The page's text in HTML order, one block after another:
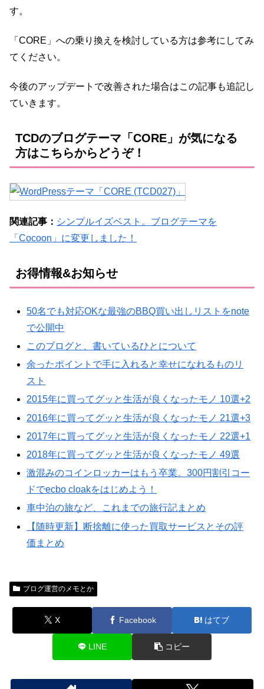
す。
「CORE」への乗り換えを検討している方は参考にしてみ
てください。
今後のアップデートで改善された場合はこの記事も追記し
ていきます。
TCDのブログテーマ「CORE」が気になる
方はこちらからどうぞ！
関連記事： シンプルイズベスト。ブログテーマを
「Cocoon」に変更しました！
お得情報&お知らせ
50名でも対応OKな最強のBBQ買い出しリストをnote
で公開中
このブログと、書いているひとについて
余ったポイントで手に入れると幸せになれるものリ
スト
2015年に買ってグッと生活が良くなったモノ 10選+2
2016年に買ってグッと生活が良くなったモノ 21選+3
2017年に買ってグッと生活が良くなったモノ 22選+1
2018年に買ってグッと生活が良くなったモノ 49選
激混みのコインロッカーはもう卒業。300円割引コー
ドでecbo cloakをはじめよう！
車中泊の旅など、これまでの旅行記まとめ
【随時更新】断捨離に使った買取サービスとその評
価まとめ
ブログ運営のメモとか
X Facebook はてブ
LINE コピー